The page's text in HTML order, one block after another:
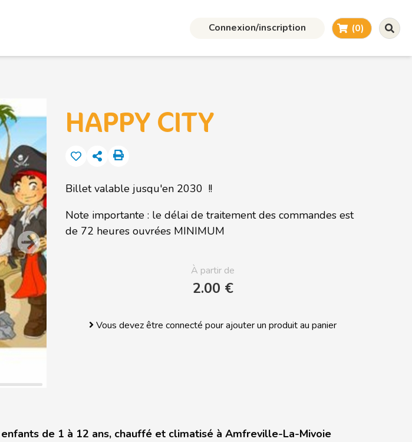
Connexion/inscription (0)
HAPPY CITY
Billet valable jusqu'en 2030 !!
Note importante : le délai de traitement des commandes est
de 72 heures ouvrées MINIMUM
À partir de
2.00 €
Vous devez être connecté pour ajouter un produit au panier
de 1 à 12 ans, chauffé et climatisé à Amfreville-La-Mivoie